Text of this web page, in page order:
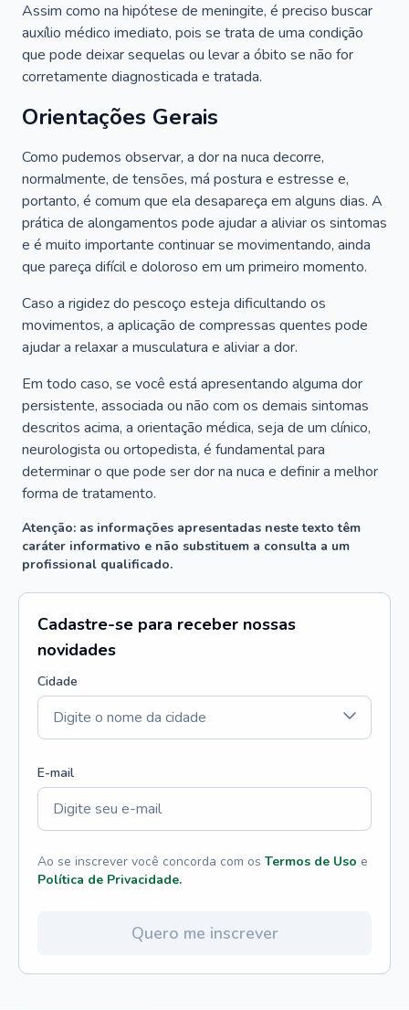
Assim como na hipótese de meningite, é preciso buscar
auxílio médico imediato, pois se trata de uma condição
que pode deixar sequelas ou levar a óbito se não for
corretamente diagnosticada e tratada.
Orientações Gerais
Como pudemos observar, a dor na nuca decorre,
normalmente, de tensões, má postura e estresse e,
portanto, é comum que ela desapareça em alguns dias. A
prática de alongamentos pode ajudar a aliviar os sintomas
e é muito importante continuar se movimentando, ainda
que pareça difícil e doloroso em um primeiro momento.
Caso a rigidez do pescoço esteja dificultando os
movimentos, a aplicação de compressas quentes pode
ajudar a relaxar a musculatura e aliviar a dor.
Em todo caso, se você está apresentando alguma dor
persistente, associada ou não com os demais sintomas
descritos acima, a orientação médica, seja de um clínico,
neurologista ou ortopedista, é fundamental para
determinar o que pode ser dor na nuca e definir a melhor
forma de tratamento.
Atenção: as informações apresentadas neste texto têm
caráter informativo e não substituem a consulta a um
profissional qualificado.
Cadastre-se para receber nossas
novidades
Cidade
E-mail
Ao se inscrever você concorda com os Termos de Uso e
Política de Privacidade.
Quero me inscrever